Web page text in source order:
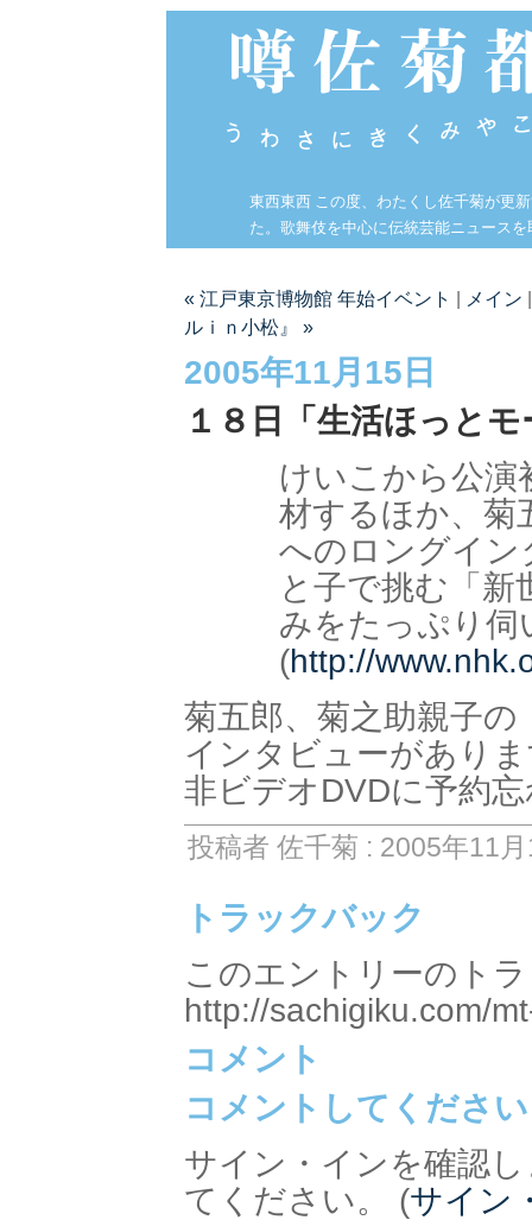
東西東西 この度、わたくし佐千菊が更
た。歌舞伎を中心に伝統芸能ニュース
« 江戸東京博物館 年始イベント メイン
ルｉｎ小松』 »
2005年11月15日
１８日「生活ほっと
けいこから公演
材するほか、菊
へのロングイン
と子で挑む「新
みをたっぷり伺
(http://
菊五郎、菊之助親子
インタビューがあり
非ビデオDVDに予約
投稿者 佐千菊 : 2005年11
トラックバック
このエントリーのト
http://sachigiku.com/
コメント
コメントしてください
サイン・インを確認
てください。 (サイン